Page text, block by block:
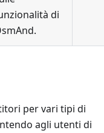
di
per vari tipi di
agli utenti di